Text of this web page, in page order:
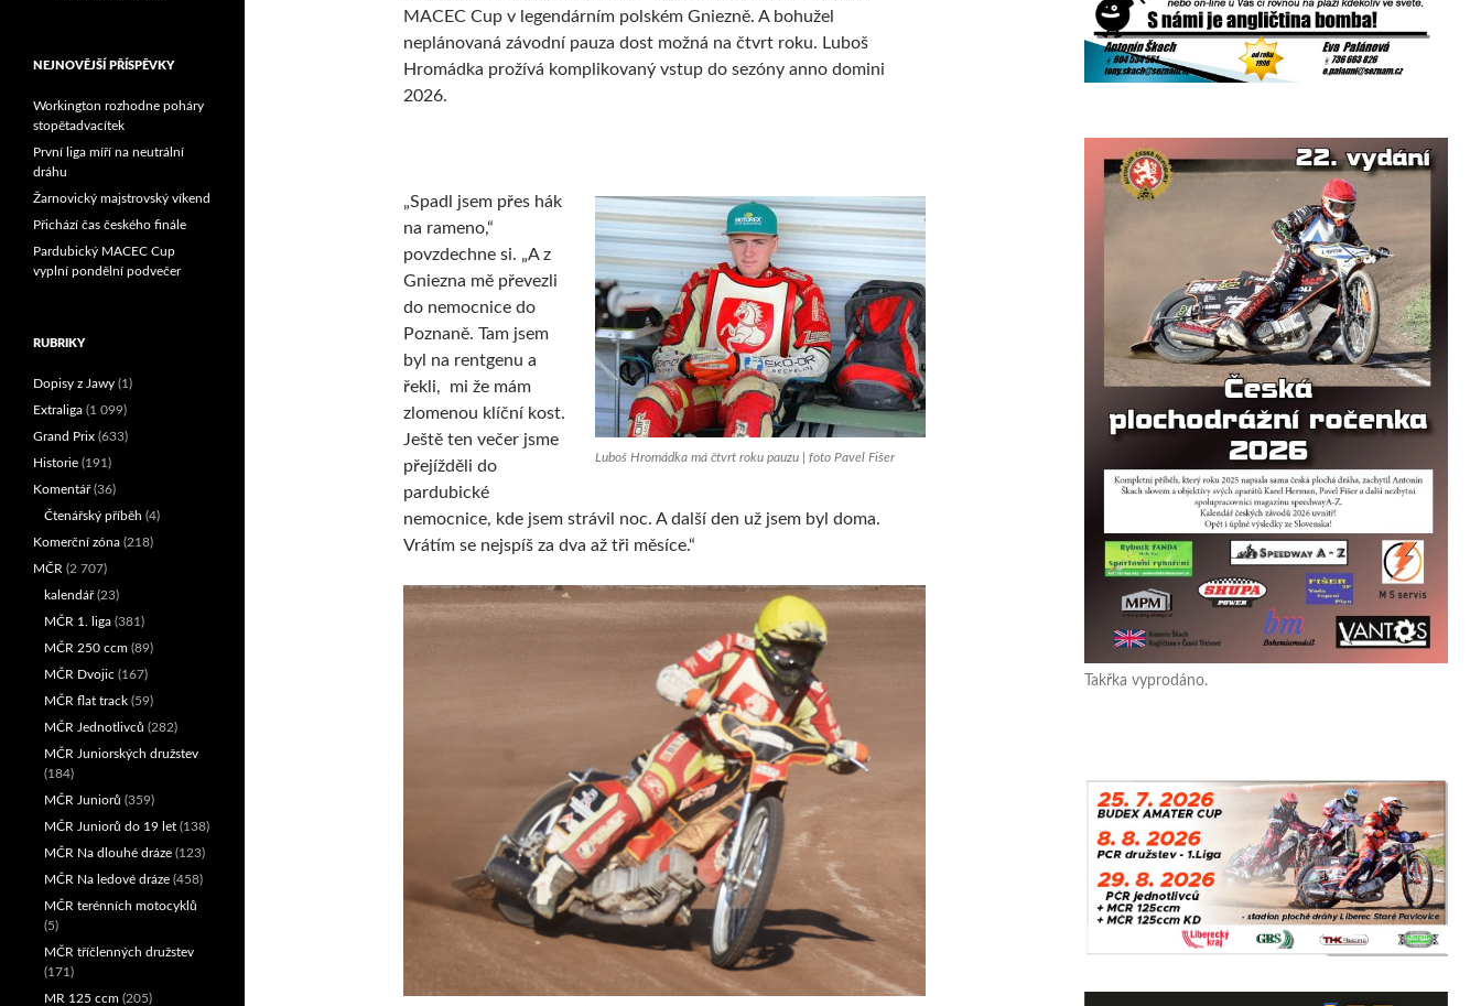
MACEC Cup v legendárním polském Gniezně. A bohužel
neplánovaná závodní pauza dost možná na čtvrt roku. Luboš
Hromádka prožívá komplikovaný vstup do sezóny anno domini
2026.
Luboš Hromádka má čtvrt roku pauzu | foto Pavel Fišer
„Spadl jsem přes hák
na rameno,“
povzdechne si. „A z
Gniezna mě převezli
do nemocnice do
Poznaně. Tam jsem
byl na rentgenu a
řekli, mi že mám
zlomenou klíční kost.
Ještě ten večer jsme
přejížděli do
pardubické
nemocnice, kde jsem strávil noc. A další den už jsem byl doma.
Vrátím se nejspíš za dva až tři měsíce.“
Takřka vyprodáno.
NEJNOVĚJŠÍ PŘÍSPĚVKY
Workington rozhodne poháry
stopětadvacítek
První liga míří na neutrální
dráhu
Žarnovický majstrovský víkend
Přichází čas českého finále
Pardubický MACEC Cup
vyplní pondělní podvečer
RUBRIKY
Dopisy z Jawy (1)
Extraliga (1 099)
Grand Prix (633)
Historie (191)
Komentář(36)
Čtenářský příběh (4)
Komerční zóna (218)
MČR (2 707)
kalendář(23)
MČR 1. liga (381)
MČR 250 ccm (89)
MČR Dvojic (167)
MČR flat track (59)
MČR Jednotlivců (282)
MČR Juniorských družstev
(184)
MČR Juniorů (359)
MČR Juniorů do 19 let (138)
MČR Na dlouhé dráze (123)
MČR Na ledové dráze (458)
MČR terénních motocyklů
(5)
MČR tříčlenných družstev
(171)
MR 125 ccm (205)